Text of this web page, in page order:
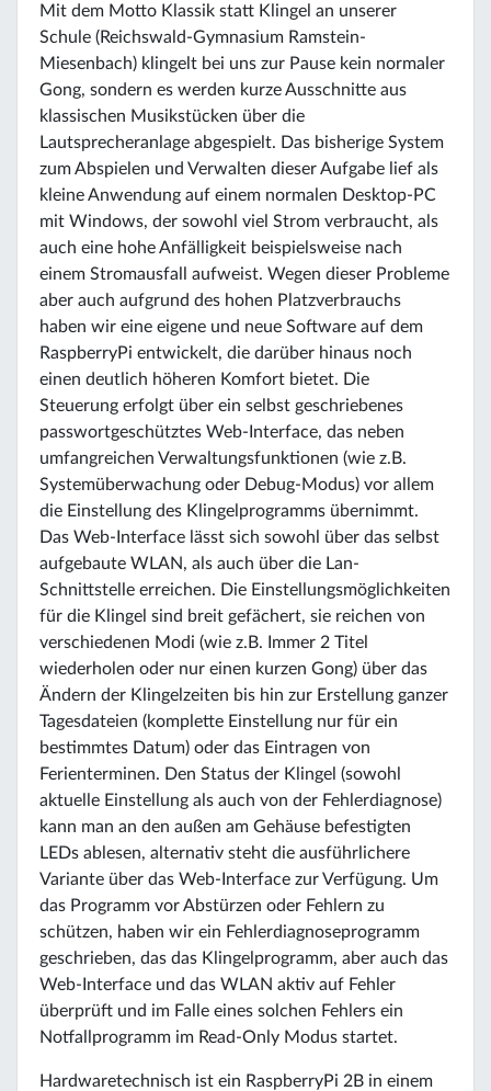
Mit dem Motto Klassik statt Klingel an unserer
Schule (Reichswald-Gymnasium Ramstein-
Miesenbach) klingelt bei uns zur Pause kein normaler
Gong, sondern es werden kurze Ausschnitte aus
klassischen Musikstücken über die
Lautsprecheranlage abgespielt. Das bisherige System
zum Abspielen und Verwalten dieser Aufgabe lief als
kleine Anwendung auf einem normalen Desktop-PC
mit Windows, der sowohl viel Strom verbraucht, als
auch eine hohe Anfälligkeit beispielsweise nach
einem Stromausfall aufweist. Wegen dieser Probleme
aber auch aufgrund des hohen Platzverbrauchs
haben wir eine eigene und neue Software auf dem
RaspberryPi entwickelt, die darüber hinaus noch
einen deutlich höheren Komfort bietet. Die
Steuerung erfolgt über ein selbst geschriebenes
passwortgeschütztes Web-Interface, das neben
umfangreichen Verwaltungsfunktionen (wie z.B.
Systemüberwachung oder Debug-Modus) vor allem
die Einstellung des Klingelprogramms übernimmt.
Das Web-Interface lässt sich sowohl über das selbst
aufgebaute WLAN, als auch über die Lan-
Schnittstelle erreichen. Die Einstellungsmöglichkeiten
für die Klingel sind breit gefächert, sie reichen von
verschiedenen Modi (wie z.B. Immer 2 Titel
wiederholen oder nur einen kurzen Gong) über das
Ändern der Klingelzeiten bis hin zur Erstellung ganzer
Tagesdateien (komplette Einstellung nur für ein
bestimmtes Datum) oder das Eintragen von
Ferienterminen. Den Status der Klingel (sowohl
aktuelle Einstellung als auch von der Fehlerdiagnose)
kann man an den außen am Gehäuse befestigten
LEDs ablesen, alternativ steht die ausführlichere
Variante über das Web-Interface zur Verfügung. Um
das Programm vor Abstürzen oder Fehlern zu
schützen, haben wir ein Fehlerdiagnoseprogramm
geschrieben, das das Klingelprogramm, aber auch das
Web-Interface und das WLAN aktiv auf Fehler
überprüft und im Falle eines solchen Fehlers ein
Notfallprogramm im Read-Only Modus startet.
Hardwaretechnisch ist ein RaspberryPi 2B in einem